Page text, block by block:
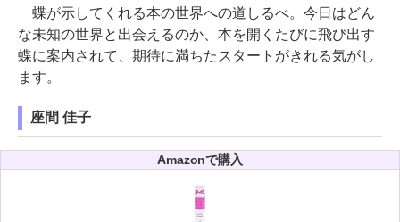
蝶が示してくれる本の世界への道しるべ。今日はどん
な未知の世界と出会えるのか、本を開くたびに飛び出す
蝶に案内されて、期待に満ちたスタートがきれる気がし
ます。
座間 佳子
Amazonで購入